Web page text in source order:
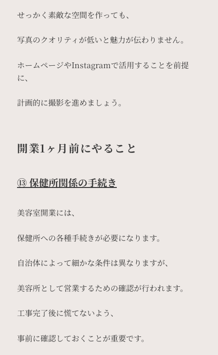
せっかく素敵な空間を作っても、
写真のクオリティが低いと魅力が伝わりません。
ホームページやInstagramで活用することを前提
に、
計画的に撮影を進めましょう。
開業1ヶ月前にやること
⑬ 保健所関係の手続き
美容室開業には、
保健所への各種手続きが必要になります。
自治体によって細かな条件は異なりますが、
美容所として営業するための確認が行われます。
工事完了後に慌てないよう、
事前に確認しておくことが重要です。